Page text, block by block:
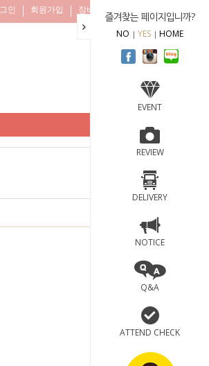
즐겨찾는 페이지입니까?
NO YES HOME
EVENT
REVIEW
DELIVERY
NOTICE
Q&A
ATTEND CHECK
인 회원가입 장바구니